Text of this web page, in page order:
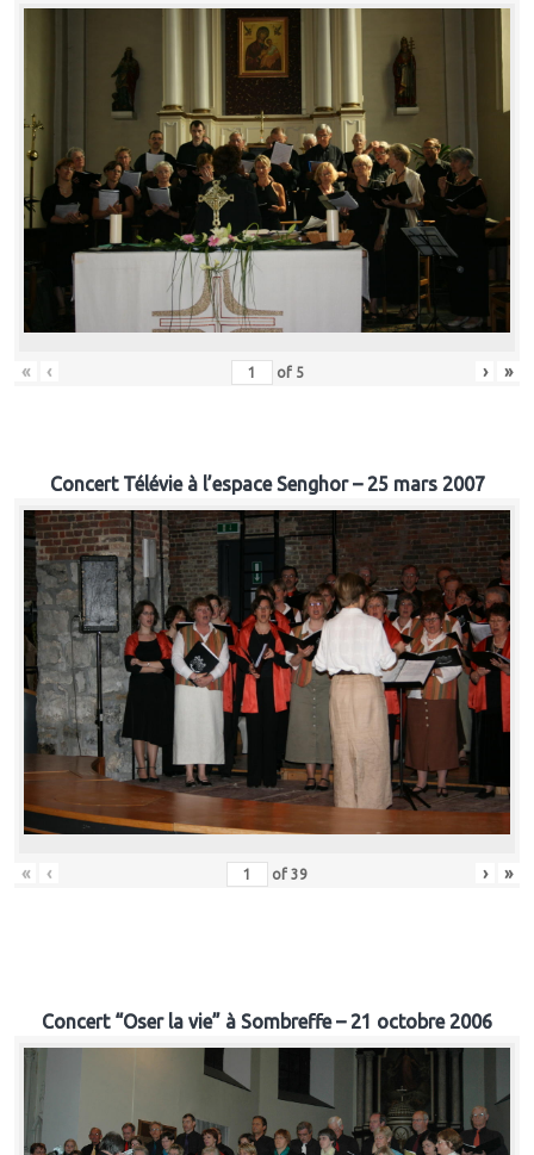
« ‹ of 5 › »
Concert Télévie à l’espace Senghor – 25 mars 2007
« ‹ of 39 › »
Concert “Oser la vie” à Sombreffe – 21 octobre 2006